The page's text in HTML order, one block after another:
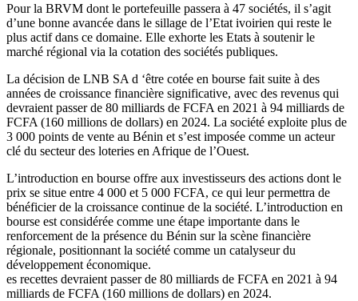
Pour la BRVM dont le portefeuille passera à 47 sociétés, il s’agit
d’une bonne avancée dans le sillage de l’Etat ivoirien qui reste le
plus actif dans ce domaine. Elle exhorte les Etats à soutenir le
marché régional via la cotation des sociétés publiques.
La décision de LNB SA d ‘être cotée en bourse fait suite à des
années de croissance financière significative, avec des revenus qui
devraient passer de 80 milliards de FCFA en 2021 à 94 milliards de
FCFA (160 millions de dollars) en 2024. La société exploite plus de
3 000 points de vente au Bénin et s’est imposée comme un acteur
clé du secteur des loteries en Afrique de l’Ouest.
L’introduction en bourse offre aux investisseurs des actions dont le
prix se situe entre 4 000 et 5 000 FCFA, ce qui leur permettra de
bénéficier de la croissance continue de la société. L’introduction en
bourse est considérée comme une étape importante dans le
renforcement de la présence du Bénin sur la scène financière
régionale, positionnant la société comme un catalyseur du
développement économique.
es recettes devraient passer de 80 milliards de FCFA en 2021 à 94
milliards de FCFA (160 millions de dollars) en 2024.